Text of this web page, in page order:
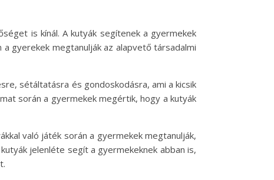
is kínál. A kutyák segítenek a gyermekek
gyerekek megtanulják az alapvető társadalmi
sétáltatásra és gondoskodásra, ami a kicsik
során a gyermekek megértik, hogy a kutyák
való játék során a gyermekek megtanulják,
jelenléte segít a gyermekeknek abban is,